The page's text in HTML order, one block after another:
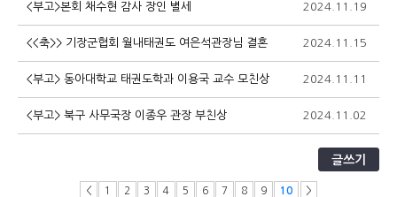
<부고>본회 채수현 감사 장인 별세 2024.11.19
<<축>> 기장군협회 월내태권도 여은석관장님 결혼 2024.11.15
<부고> 동아대학교 태권도학과 이용국 교수 모친상 2024.11.11
<부고> 북구 사무국장 이종우 관장 부친상 2024.11.02
글쓰기
< 1 2 3 4 5 6 7 8 9 10 >